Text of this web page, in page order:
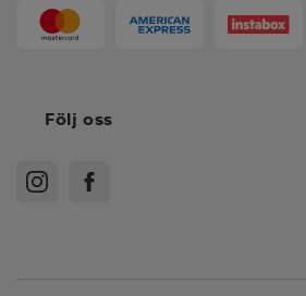
Följ oss